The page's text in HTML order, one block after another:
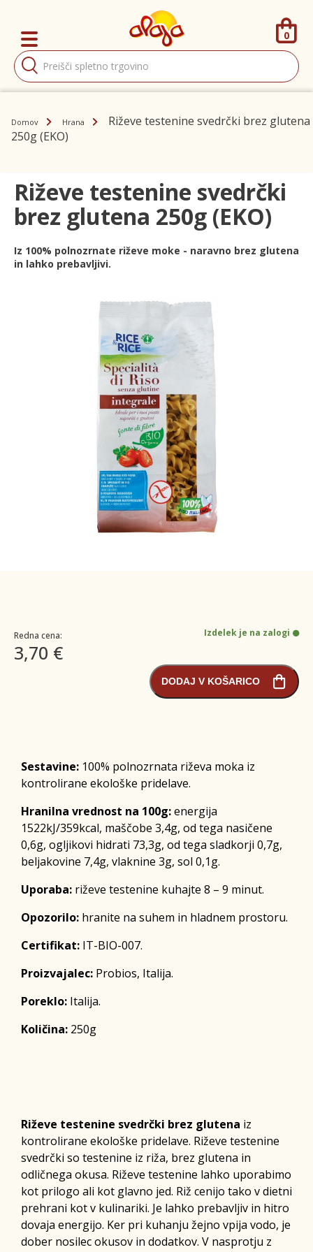
Products
search
0
Domov Hrana
Riževe testenine svedrčki brez glutena
250g (EKO)
Riževe testenine svedrčki
brez glutena 250g (EKO)
Iz 100% polnozrnate riževe moke - naravno brez glutena
in lahko prebavljivi.
Redna cena:
3,70 €
Izdelek je na zalogi
DODAJ V KOŠARICO
Sestavine: 100% polnozrnata riževa moka iz
kontrolirane ekološke pridelave.
Hranilna vrednost na 100g:energija
1522kJ/359kcal, maščobe 3,4g, od tega nasičene
0,6g, ogljikovi hidrati 73,3g, od tega sladkorji 0,7g,
beljakovine 7,4g, vlaknine 3g, sol 0,1g.
Uporaba: riževe testenine kuhajte 8 – 9 minut.
Opozorilo: hranite na suhem in hladnem prostoru.
Certifikat: IT-BIO-007.
Proizvajalec: Probios, Italija.
Poreklo: Italija.
Količina: 250g
Riževe testenine svedrčki brez glutena iz
kontrolirane ekološke pridelave. Riževe testenine
svedrčki so testenine iz riža, brez glutena in
odličnega okusa. Riževe testenine lahko uporabimo
kot prilogo ali kot glavno jed. Riž cenijo tako v dietni
prehrani kot v kulinariki. Je lahko prebavljiv in hitro
dovaja energijo. Ker pri kuhanju žejno vpija vodo, je
dober nosilec okusov in dodatkov. V nasprotju z